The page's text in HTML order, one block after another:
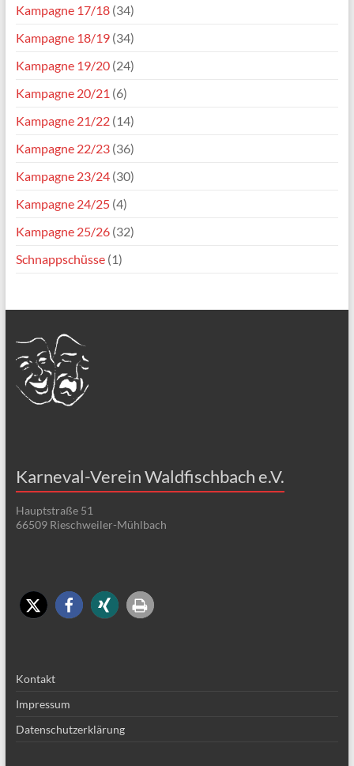
Kampagne 17/18(34)
Kampagne 18/19(34)
Kampagne 19/20(24)
Kampagne 20/21 (6)
Kampagne 21/22(14)
Kampagne 22/23(36)
Kampagne 23/24(30)
Kampagne 24/25(4)
Kampagne 25/26(32)
Schnappschüsse(1)
Karneval-Verein Waldfischbach e.V.
Hauptstraße 51
66509 Rieschweiler-Mühlbach
Kontakt
Impressum
Datenschutzerklärung